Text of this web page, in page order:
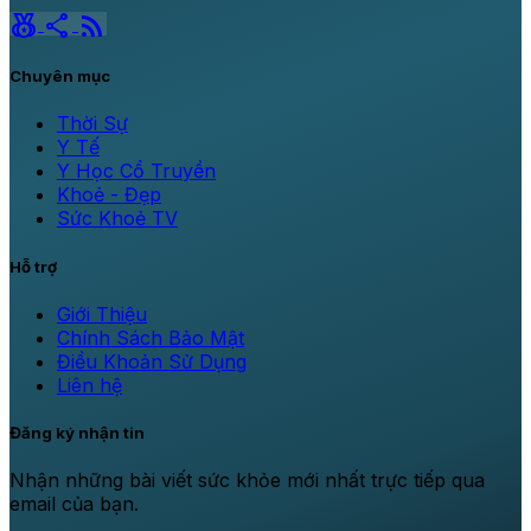
social_leaderboard share rss_feed
Chuyên mục
Thời Sự
Y Tế
Y Học Cổ Truyền
Khoẻ - Đẹp
Sức Khoẻ TV
Hỗ trợ
Giới Thiệu
Chính Sách Bảo Mật
Điều Khoản Sử Dụng
Liên hệ
Đăng ký nhận tin
Nhận những bài viết sức khỏe mới nhất trực tiếp qua
email của bạn.